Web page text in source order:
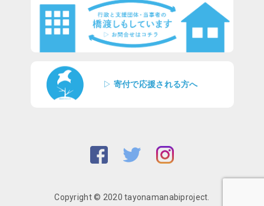
▷ 寄付で応援される方へ
Copyright © 2020 tayonamanabiproject.